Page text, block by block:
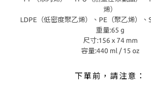
烯）
LDPE（低密度聚乙烯）、PE（聚乙烯）、
重量:65 g
尺寸:156 x 74 mm
容量:440 ml / 15 oz
下單前，請注意：